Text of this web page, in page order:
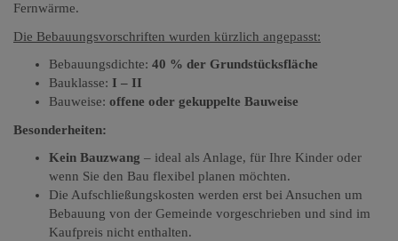
Fernwärme.
Die Bebauungsvorschriften wurden kürzlich angepasst:
Bebauungsdichte: 40 % der Grundstücksfläche
Bauklasse: I – II
Bauweise: offene oder gekuppelte Bauweise
Besonderheiten:
Kein Bauzwang – ideal als Anlage, für Ihre Kinder oder
wenn Sie den Bau flexibel planen möchten.
Die Aufschließungskosten werden erst bei Ansuchen um
Bebauung von der Gemeinde vorgeschrieben und sind im
Kaufpreis nicht enthalten.